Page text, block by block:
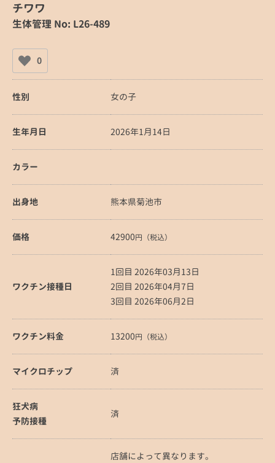
チワワ
生体管理 No: L26-489
0
性別 女の子
生年月日 2026年1月14日
カラー
出身地 熊本県菊池市
価格 42900円（税込）
ワクチン接種日
1回目 2026年03月13日
2回目 2026年04月7日
3回目 2026年06月2日
ワクチン料金 13200円（税込）
マイクロチップ 済
狂犬病
予防接種
済
店舗によって異なります。